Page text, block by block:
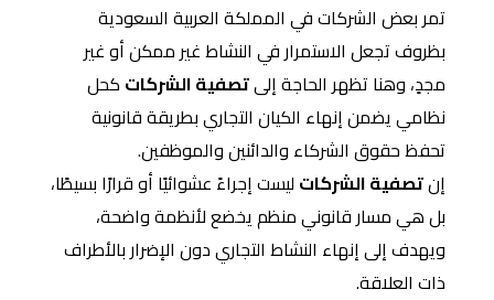
تمر بعض الشركات في المملكة العربية السعودية
بظروف تجعل الاستمرار في النشاط غير ممكن أو غير
مجدٍ، وهنا تظهر الحاجة إلىتصفية الشركات كحل
نظامي يضمن إنهاء الكيان التجاري بطريقة قانونية
تحفظ حقوق الشركاء والدائنين والموظفين.
إنتصفية الشركات ليست إجراءً عشوائيًا أو قرارًا بسيطًا،
بل هي مسار قانوني منظم يخضع لأنظمة واضحة،
ويهدف إلى إنهاء النشاط التجاري دون الإضرار بالأطراف
ذات العلاقة.